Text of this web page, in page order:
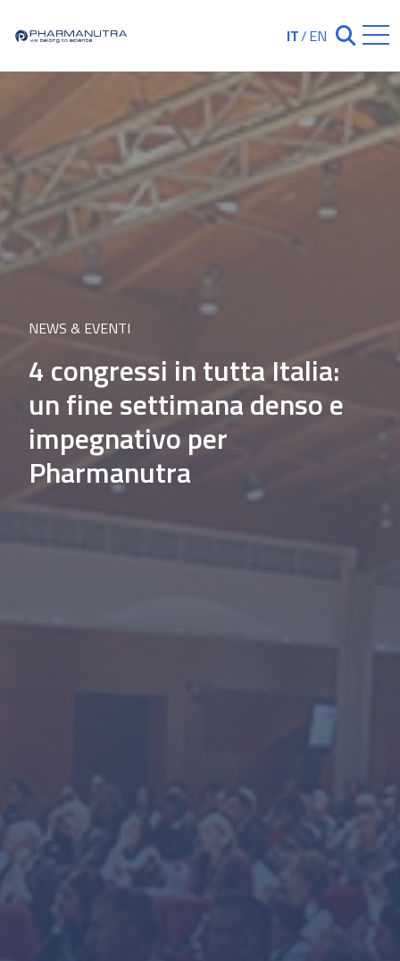
IT/EN Chiudi
NEWS & EVENTI
4 congressi in tutta Italia:
un fine settimana denso e
impegnativo per
Pharmanutra